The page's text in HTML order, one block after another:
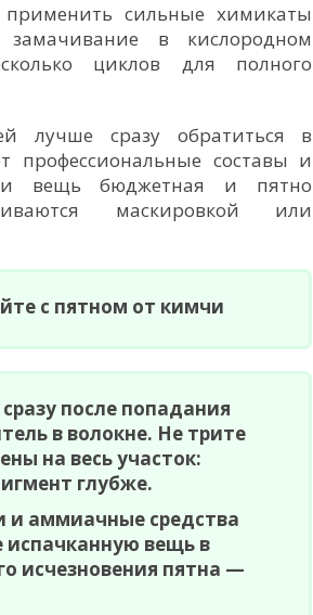
сильные химикаты
замачивание в кислородном
циклов для полного
лучше сразу обратиться в
составы и
вещь бюджетная и пятно
маскировкой или
с пятном от кимчи
после попадания
в волокне. Не трите
на весь участок:
глубже.
и аммиачные средства
вещь в
исчезновения пятна —